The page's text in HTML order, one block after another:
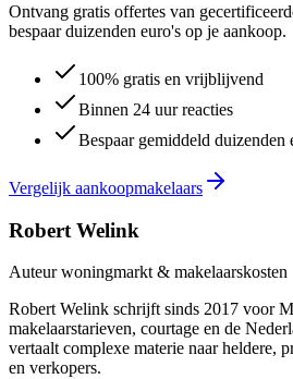
Ontvang gratis offertes van
bespaar duizenden euro's op je aankoop.
100% gratis en vrijblijvend
Binnen 24 uur reacties
Bespaar gemiddeld duizenden
Vergelijk aankoopmakelaars
Robert Welink
Auteur woningmarkt & makelaarskosten
Robert Welink schrijft sinds 2017 voor
makelaarstarieven, courtage en de
vertaalt complexe materie naar heldere,
en verkopers.